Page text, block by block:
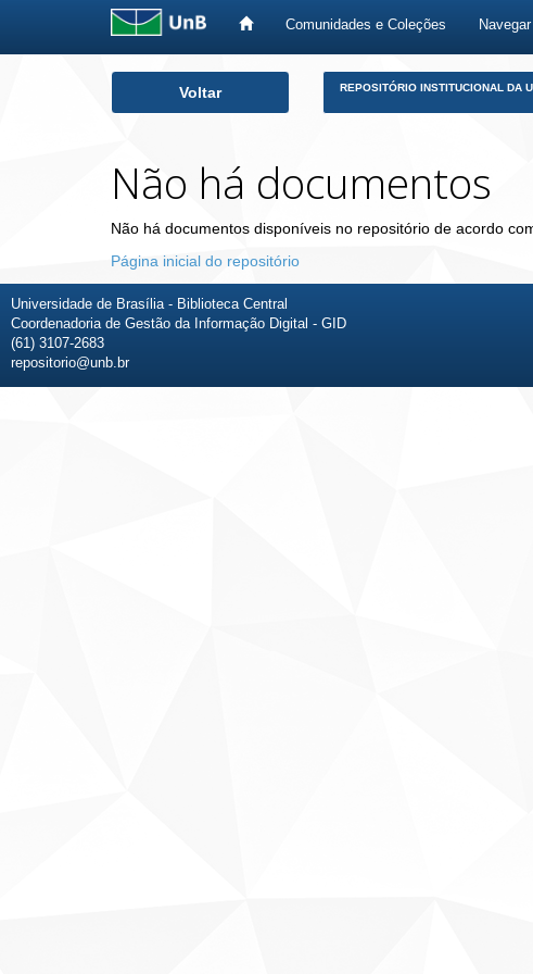
Comunidades e Coleções Navegar
Voltar REPOSITÓRIO INSTITUCIONAL DA
Não há documentos
Não há documentos disponíveis no repositório de acordo
Página inicial do repositório
Universidade de Brasília - Biblioteca Central
Coordenadoria de Gestão da Informação Digital - GID
(61) 3107-2683
repositorio@unb.br